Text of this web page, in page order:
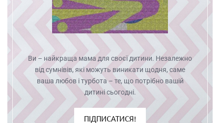
Ви – найкраща мама для своєї дитини. Незалежно
від сумнівів, які можуть виникати щодня, саме
ваша любов і турбота – те, що потрібно вашій
дитині сьогодні.
ПІДПИСАТИСЯ!